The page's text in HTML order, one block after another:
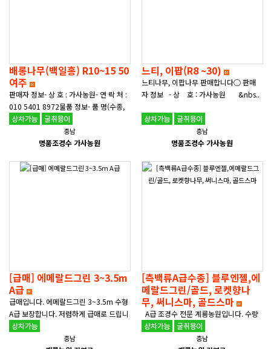
배롱나무(백일홍) R10~15 50
여주
판매자 정보- 상 호 : 가사농원- 연 락 처 :
010 5401 8972​​물품 정보- 품 명(수종,
품종) : 배롱나무- 수 량 : 직경(R) 10~15
충남
명품조경수 가사농원
느티, 이팝(R8 ~30)
느티나무, 이팝나무 판매합니다○ 판매
자 정보 - 상 호 : 가사농원 &nbs..
충남
명품조경수 가사농원
[급매] 에메랄드그린 3~3.5m
A급
급매입니다. 에메랄드그린 3~3.5m 수형
A급 보장합니다. 저렴하게 급매로 드립니
다. 전화로만 문의 주세요 010-8982-45
충남
[측백류A급수종] 블루엔젤,에
메랄드그린/골드, 로켓향나
무, 써니스마, 골드스마
A급 조경수 전문 계룡농원입니다. 수량
넉넉합니다. 문의전화 010-8982-450
2 전화주시면 자세한 안내드리겠습니
충남